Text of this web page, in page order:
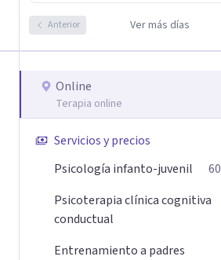
Anterior Ver más días
Online
Terapia online
Servicios y precios
Psicología infanto-juvenil
60
Psicoterapia clínica cognitiva
conductual
Entrenamiento a padres